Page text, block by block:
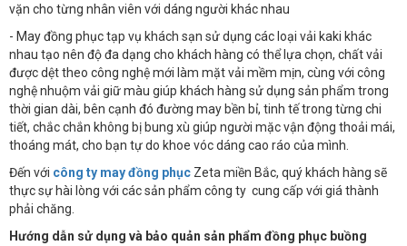
vặn cho từng nhân viên với dáng người khác nhau
- May đồng phục tạp vụ khách sạn sử dụng các loại vải kaki khác
nhau tạo nên độ đa dạng cho khách hàng có thể lựa chọn, chất vải
được dệt theo công nghệ mới làm mặt vải mềm mịn, cùng với công
nghệ nhuộm vải giữ màu giúp khách hàng sử dụng sản phẩm trong
thời gian dài, bên cạnh đó đường may bền bỉ, tinh tế trong từng chi
tiết, chắc chắn không bị bung xù giúp người mặc vận động thoải mái,
thoáng mát, cho bạn tự do khoe vóc dáng cao ráo của mình.
Đến với công ty may đồng phục Zeta miền Bắc, quý khách hàng sẽ
thực sự hài lòng với các sản phẩm công ty cung cấp với giá thành
phải chăng.
Hướng dẫn sử dụng và bảo quản sản phẩm đồng phục buồng